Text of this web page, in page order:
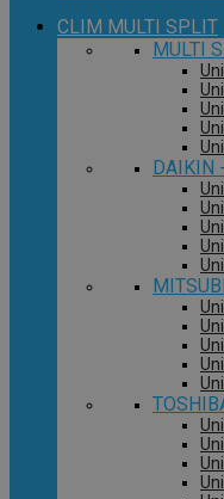
CLIM MULTI SPLIT
MULTI
DAIKIN